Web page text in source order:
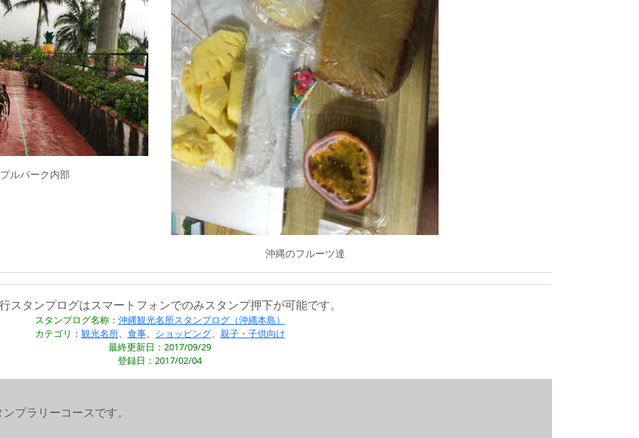
ルパーク内部
沖縄のフルーツ達
スタンプログはスマートフォンでのみスタンプ押下が可能です。
スタンプログ名称： 沖縄観光名所スタンプログ（沖縄本島）
カテゴリ： 観光名所、 食事、 ショッピング、 親子・子供向け
最終更新日：2017/09/29
登録日：2017/02/04
プラリーコースです。